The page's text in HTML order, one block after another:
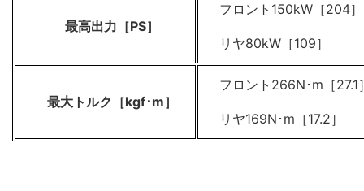
最高出力［PS］
フロント150kW［204］
リヤ80kW［109］
最大トルク［kgf･m］
フロント266N･m［27.1
リヤ169N･m［17.2］